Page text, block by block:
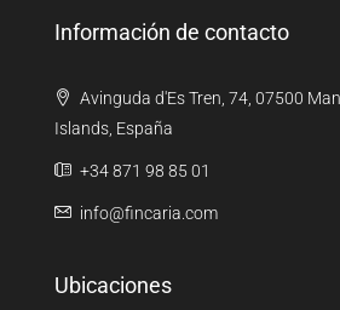
Información de contacto
Avinguda d'Es Tren, 74, 07500
Islands, España
+34 871 98 85 01
info@fincaria.com
Ubicaciones